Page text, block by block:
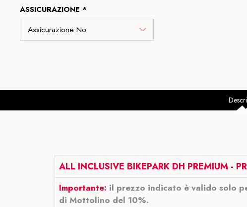
ASSICURAZIONE *
ALL INCLUSIVE BIKEPARK DH PREMIUM -
Importante: il prezzo indicato è valido solo
di Mottolino del 10%.